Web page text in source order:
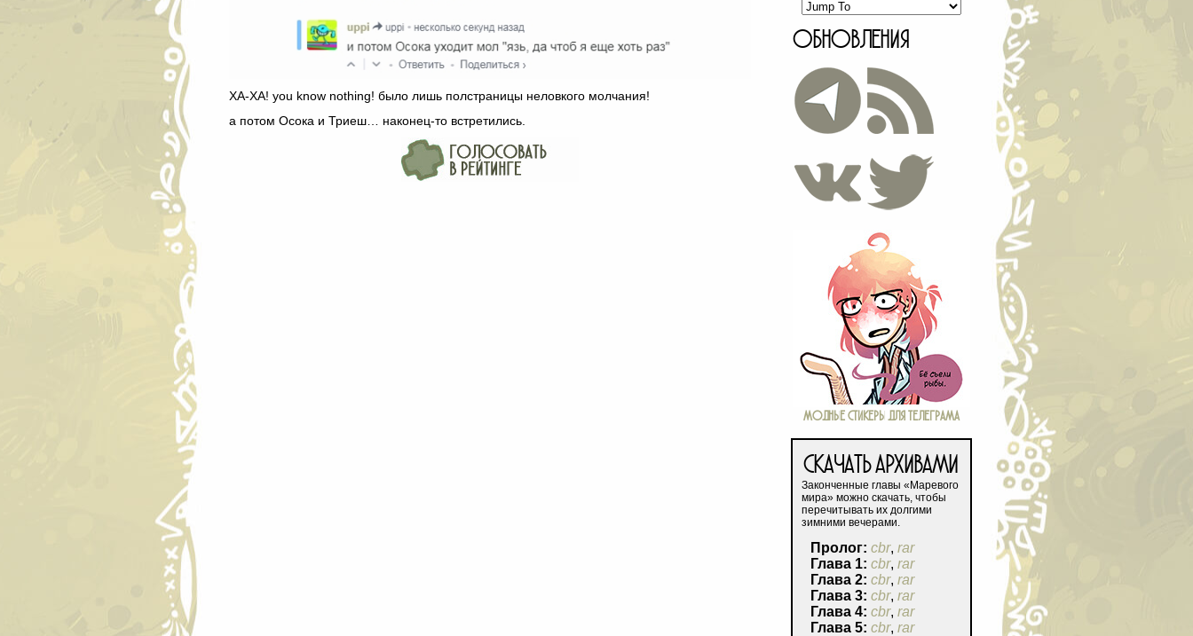
ХА-ХА! you know nothing! было лишь полстраницы неловкого молчания!
а потом Осока и Триеш… наконец-то встретились.
ОБНОВЛЕНИЯ
МОДНЫЕ СТИКЕРЫ ДЛЯ ТЕЛЕГРАМА
СКАЧАТЬ АРХИВАМИ
Законченные главы «Маревого
мира» можно скачать, чтобы
перечитывать их долгими
зимними вечерами.
Пролог: cbr, rar
Глава 1: cbr, rar
Глава 2: cbr, rar
Глава 3: cbr, rar
Глава 4: cbr, rar
Глава 5: cbr, rar